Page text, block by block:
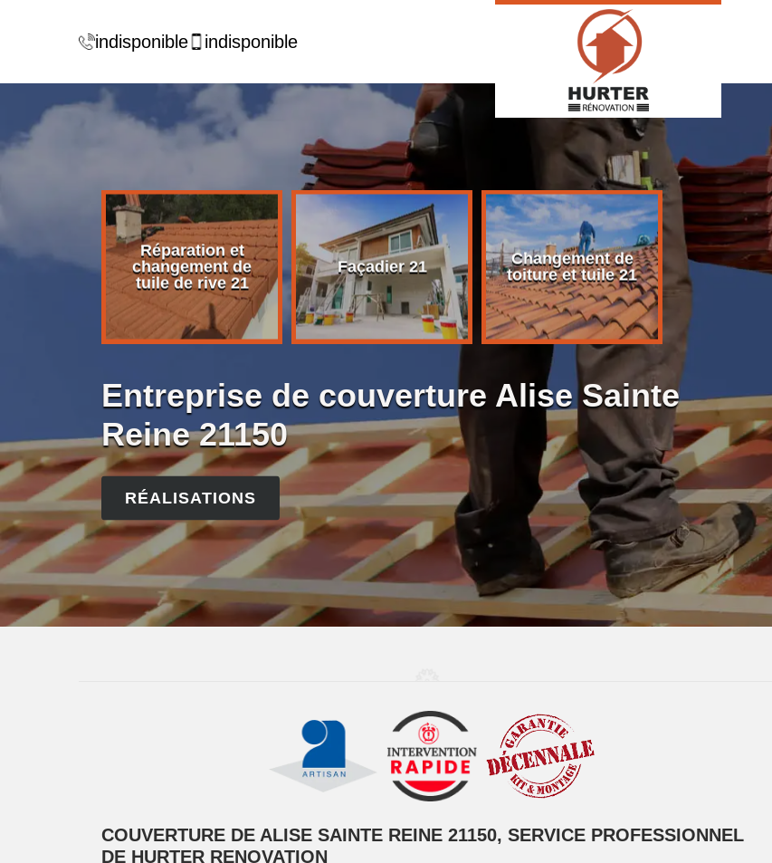
indisponible indisponible
de
Réparation et
changement de
tuile de rive 21
Façadier 21
Changement de
toiture et tuile 21
Entreprise de couverture Alise Sainte
Reine 21150
RÉALISATIONS
COUVERTURE DE ALISE SAINTE REINE 21150, SERVICE PROFESSIONNEL
DE HURTER RENOVATION